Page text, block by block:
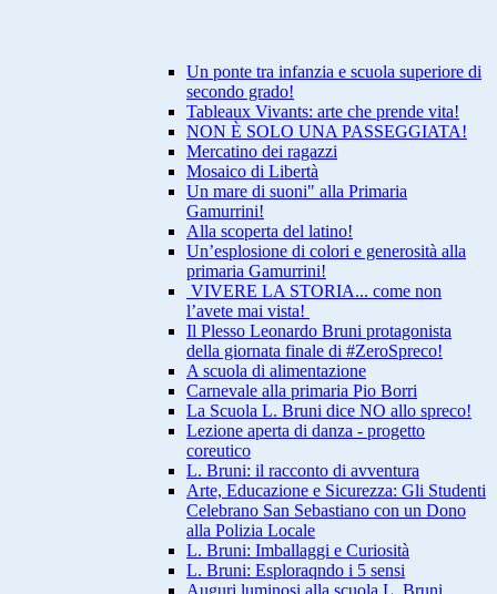
Un ponte tra infanzia e scuola superiore di
secondo grado!
Tableaux Vivants: arte che prende vita!
NON È SOLO UNA PASSEGGIATA!
Mercatino dei ragazzi
Mosaico di Libertà
Un mare di suoni" alla Primaria
Gamurrini!
Alla scoperta del latino!
Un’esplosione di colori e generosità alla
primaria Gamurrini!
VIVERE LA STORIA... come non
l’avete mai vista!
Il Plesso Leonardo Bruni protagonista
della giornata finale di #ZeroSpreco!
A scuola di alimentazione
Carnevale alla primaria Pio Borri
La Scuola L. Bruni dice NO allo spreco!
Lezione aperta di danza - progetto
coreutico
L. Bruni: il racconto di avventura
Arte, Educazione e Sicurezza: Gli Studenti
Celebrano San Sebastiano con un Dono
alla Polizia Locale
L. Bruni: Imballaggi e Curiosità
L. Bruni: Esploraqndo i 5 sensi